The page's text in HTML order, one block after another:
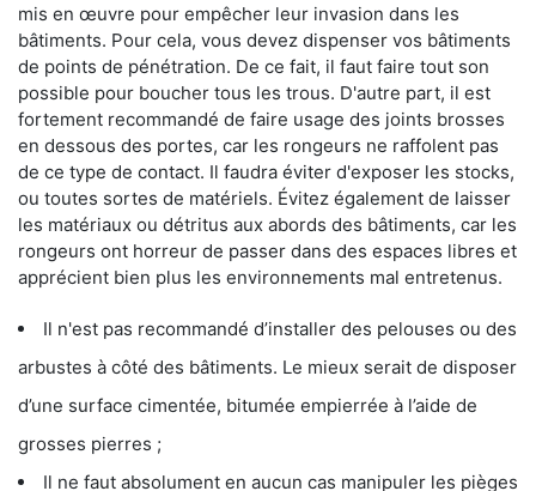
mis en œuvre pour empêcher leur invasion dans les
bâtiments. Pour cela, vous devez dispenser vos bâtiments
de points de pénétration. De ce fait, il faut faire tout son
possible pour boucher tous les trous. D'autre part, il est
fortement recommandé de faire usage des joints brosses
en dessous des portes, car les rongeurs ne raffolent pas
de ce type de contact. Il faudra éviter d'exposer les stocks,
ou toutes sortes de matériels. Évitez également de laisser
les matériaux ou détritus aux abords des bâtiments, car les
rongeurs ont horreur de passer dans des espaces libres et
apprécient bien plus les environnements mal entretenus.
Il n'est pas recommandé d’installer des pelouses ou des
arbustes à côté des bâtiments. Le mieux serait de disposer
d’une surface cimentée, bitumée empierrée à l’aide de
grosses pierres ;
Il ne faut absolument en aucun cas manipuler les pièges